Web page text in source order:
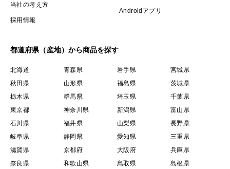
当社の考え方
採用情報
Androidアプリ
都道府県（産地）から商品を探す
北海道 青森県 岩手県
宮城県
秋田県
山形県 福島県
茨城県
栃木県
群馬県 埼玉県
千葉県
東京都
神奈川県 新潟県
富山県
石川県
福井県 山梨県
長野県
岐阜県
静岡県 愛知県
三重県
滋賀県
京都府 大阪府
兵庫県
奈良県
和歌山県 鳥取県
島根県